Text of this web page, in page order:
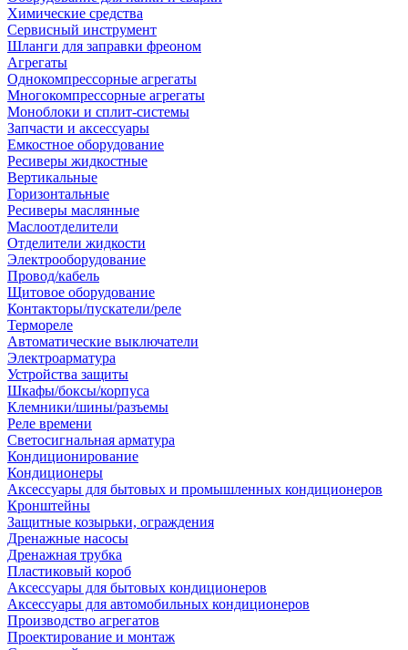
Химические средства
Сервисный инструмент
Шланги для заправки фреоном
Агрегаты
Однокомпрессорные агрегаты
Многокомпрессорные агрегаты
Моноблоки и сплит-системы
Запчасти и аксессуары
Емкостное оборудование
Ресиверы жидкостные
Вертикальные
Горизонтальные
Ресиверы маслянные
Маслоотделители
Отделители жидкости
Электрооборудование
Провод/кабель
Щитовое оборудование
Контакторы/пускатели/реле
Термореле
Автоматические выключатели
Электроарматура
Устройства защиты
Шкафы/боксы/корпуса
Клемники/шины/разъемы
Реле времени
Светосигнальная арматура
Кондиционирование
Кондиционеры
Аксессуары для бытовых и промышленных кондиционеров
Кронштейны
Защитные козырьки, ограждения
Дренажные насосы
Дренажная трубка
Пластиковый короб
Аксессуары для бытовых кондиционеров
Аксессуары для автомобильных кондиционеров
Производство агрегатов
Проектирование и монтаж